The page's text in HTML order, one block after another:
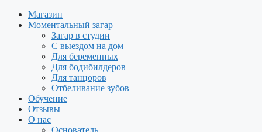
Магазин
Моментальный загар
Загар в студии
С выездом на дом
Для беременных
Для бодибилдеров
Для танцоров
Отбеливание зубов
Обучение
Отзывы
О нас
Основатель